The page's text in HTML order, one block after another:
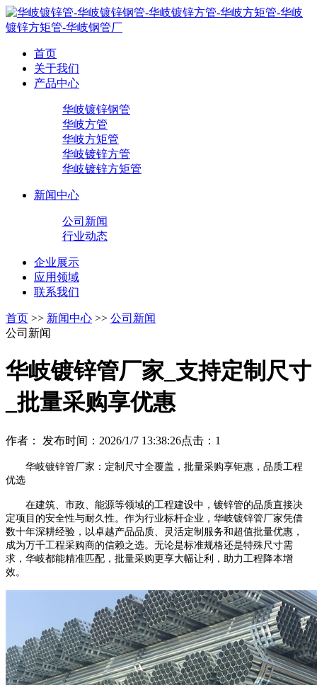
首页
关于我们
产品中心
华岐镀锌钢管
华岐方管
华岐方矩管
华岐镀锌方管
华岐镀锌方矩管
新闻中心
公司新闻
行业动态
企业展示
应用领域
联系我们
首页 >> 新闻中心 >> 公司新闻
公司新闻
华岐镀锌管厂家_支持定制尺寸
_批量采购享优惠
作者： 发布时间：2026/1/7 13:38:26点击： 1
华岐镀锌管厂家：定制尺寸全覆盖，批量采购享钜惠，品质工程
优选
在建筑、市政、能源等领域的工程建设中，镀锌管的品质直接决
定项目的安全性与耐久性。作为行业标杆企业，华岐镀锌管厂家凭借
数十年深耕经验，以卓越产品品质、灵活定制服务和超值批量优惠，
成为万千工程采购商的信赖之选。无论是标准规格还是特殊尺寸需
求，华岐都能精准匹配，批量采购更享大幅让利，助力工程降本增
效。